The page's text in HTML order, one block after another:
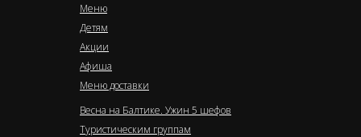
Меню
Детям
Акции
Афиша
Меню доставки
Весна на Балтике. Ужин 5 шефов
Туристическим группам